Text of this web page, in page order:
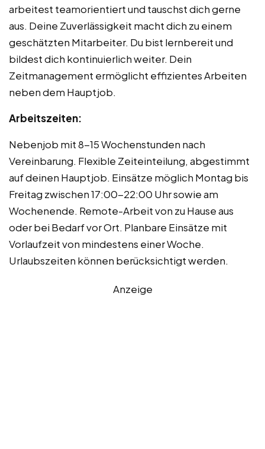
arbeitest teamorientiert und tauschst dich gerne
aus. Deine Zuverlässigkeit macht dich zu einem
geschätzten Mitarbeiter. Du bist lernbereit und
bildest dich kontinuierlich weiter. Dein
Zeitmanagement ermöglicht effizientes Arbeiten
neben dem Hauptjob.
Arbeitszeiten:
Nebenjob mit 8-15 Wochenstunden nach
Vereinbarung. Flexible Zeiteinteilung, abgestimmt
auf deinen Hauptjob. Einsätze möglich Montag bis
Freitag zwischen 17:00-22:00 Uhr sowie am
Wochenende. Remote-Arbeit von zu Hause aus
oder bei Bedarf vor Ort. Planbare Einsätze mit
Vorlaufzeit von mindestens einer Woche.
Urlaubszeiten können berücksichtigt werden.
Anzeige